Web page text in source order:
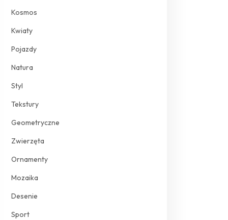
Kosmos
Kwiaty
Pojazdy
Natura
Styl
Tekstury
Geometryczne
Zwierzęta
Ornamenty
Mozaika
Desenie
Sport